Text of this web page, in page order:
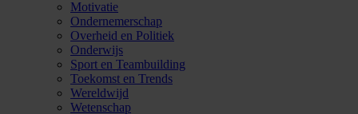
Motivatie
Ondernemerschap
Overheid en Politiek
Onderwijs
Sport en Teambuilding
Toekomst en Trends
Wereldwijd
Wetenschap